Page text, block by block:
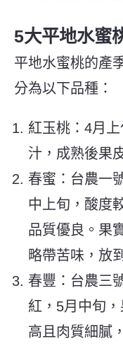
5大平地水蜜
平地水蜜桃的產
分為以下品種：
紅玉桃 ：4月
汁，成熟後果
春蜜：台農一
中上旬，酸度
品質優良。果
略帶苦味，放
春豐：台農三
紅，5月中旬
高且肉質細膩